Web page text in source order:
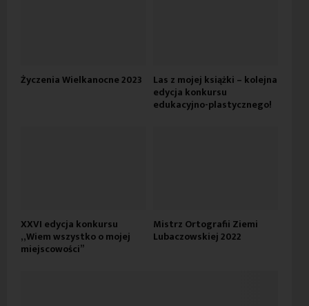
Życzenia Wielkanocne 2023 Las z mojej książki – kolejna
edycja konkursu
edukacyjno-plastycznego!
XXVI edycja konkursu
„Wiem wszystko o mojej
miejscowości”
Mistrz Ortografii Ziemi
Lubaczowskiej 2022